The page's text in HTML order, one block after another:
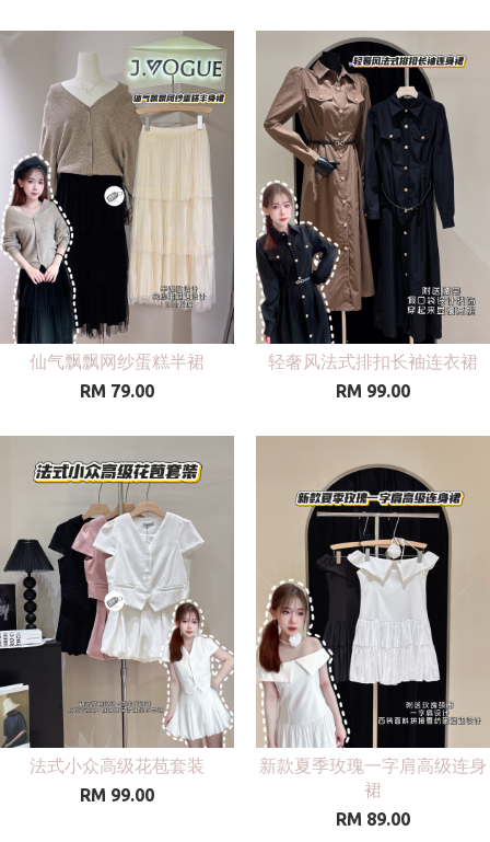
仙气飘飘网纱蛋糕半裙
RM 79.00
轻奢风法式排扣长袖连衣裙
RM 99.00
法式小众高级花苞套装
RM 99.00
新款夏季玫瑰一字肩高级连身
裙
RM 89.00